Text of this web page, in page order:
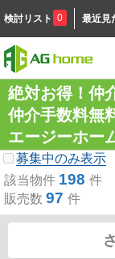
検討リスト 0 最近見
絶対お得！仲
仲介手数料無
エージーホー
募集中のみ表示
該当物件 198 件
販売数 97 件